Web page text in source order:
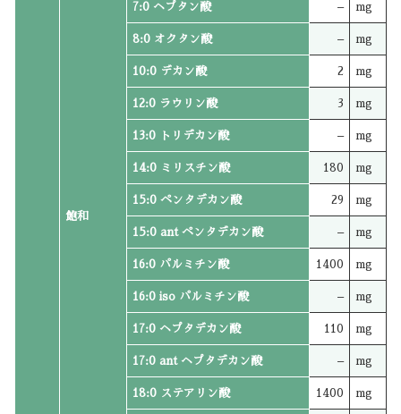
飽和
7:0 ヘプタン酸 – mg
8:0 オクタン酸 – mg
10:0 デカン酸 2 mg
12:0 ラウリン酸 3 mg
13:0 トリデカン酸 – mg
14:0 ミリスチン酸 180 mg
15:0 ペンタデカン酸 29 mg
15:0 ant ペンタデカン酸 – mg
16:0 パルミチン酸 1400 mg
16:0 iso パルミチン酸 – mg
17:0 ヘプタデカン酸 110 mg
17:0 ant ヘプタデカン酸 – mg
18:0 ステアリン酸 1400 mg